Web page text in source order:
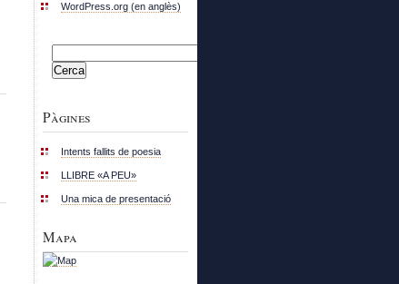
WordPress.org (en anglès)
Pàgines
Intents fallits de poesia
LLIBRE «A PEU»
Una mica de presentació
Mapa